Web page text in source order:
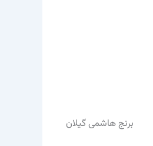
برنج هاشمی گیلان